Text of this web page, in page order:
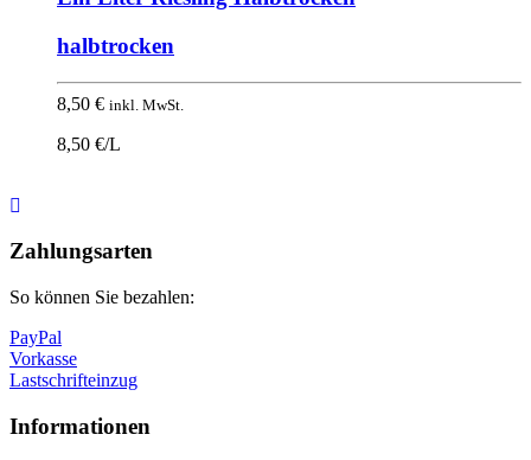
halbtrocken
8,50 € inkl. MwSt.
8,50 €/L
Zahlungsarten
So können Sie bezahlen:
PayPal
Vorkasse
Lastschrifteinzug
Informationen